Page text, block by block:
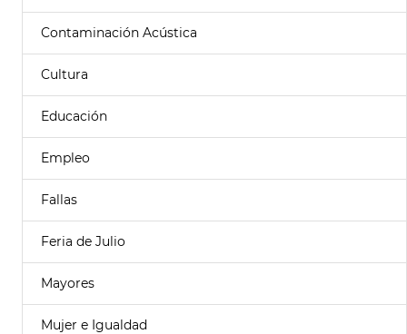
Contaminación Acústica
Cultura
Educación
Empleo
Fallas
Feria de Julio
Mayores
Mujer e Igualdad